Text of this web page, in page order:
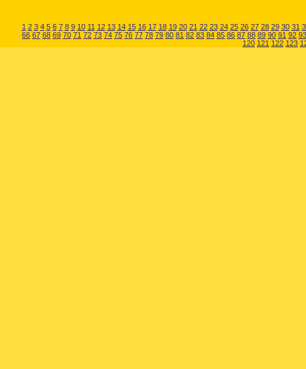
1 2 3 4 5 6 7 8 9 10 11 12 13 14 15 16 17 18 19 20 21 22 23 24 25 26 27 28 29 30 31
66 67 68 69 70 71 72 73 74 75 76 77 78 79 80 81 82 83 84 85 86 87 88 89 90 91 92 93
120 121 122 123